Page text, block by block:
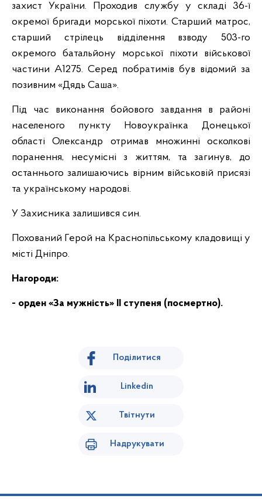
захист України. Проходив службу у складі 36-ї
окремої бригади морської піхоти. Старший матрос,
старший стрілець відділення взводу 503-го
окремого батальйону морської піхоти військової
частини А1275. Серед побратимів був відомий за
позивним «Дядь Саша».
Під час виконання бойового завдання в районі
населеного пункту Новоукраїнка Донецької
області Олександр отримав множинні осколкові
поранення, несумісні з життям, та загинув, до
останнього залишаючись вірним військовій присязі
та українському народові.
У Захисника залишився син.
Похований Герой на Краснопільському кладовищі у
місті Дніпро.
Нагороди:
- орден «За мужність» ІІ ступеня (посмертно).
Поділитися
Linkedin
Твітнути
Надрукувати